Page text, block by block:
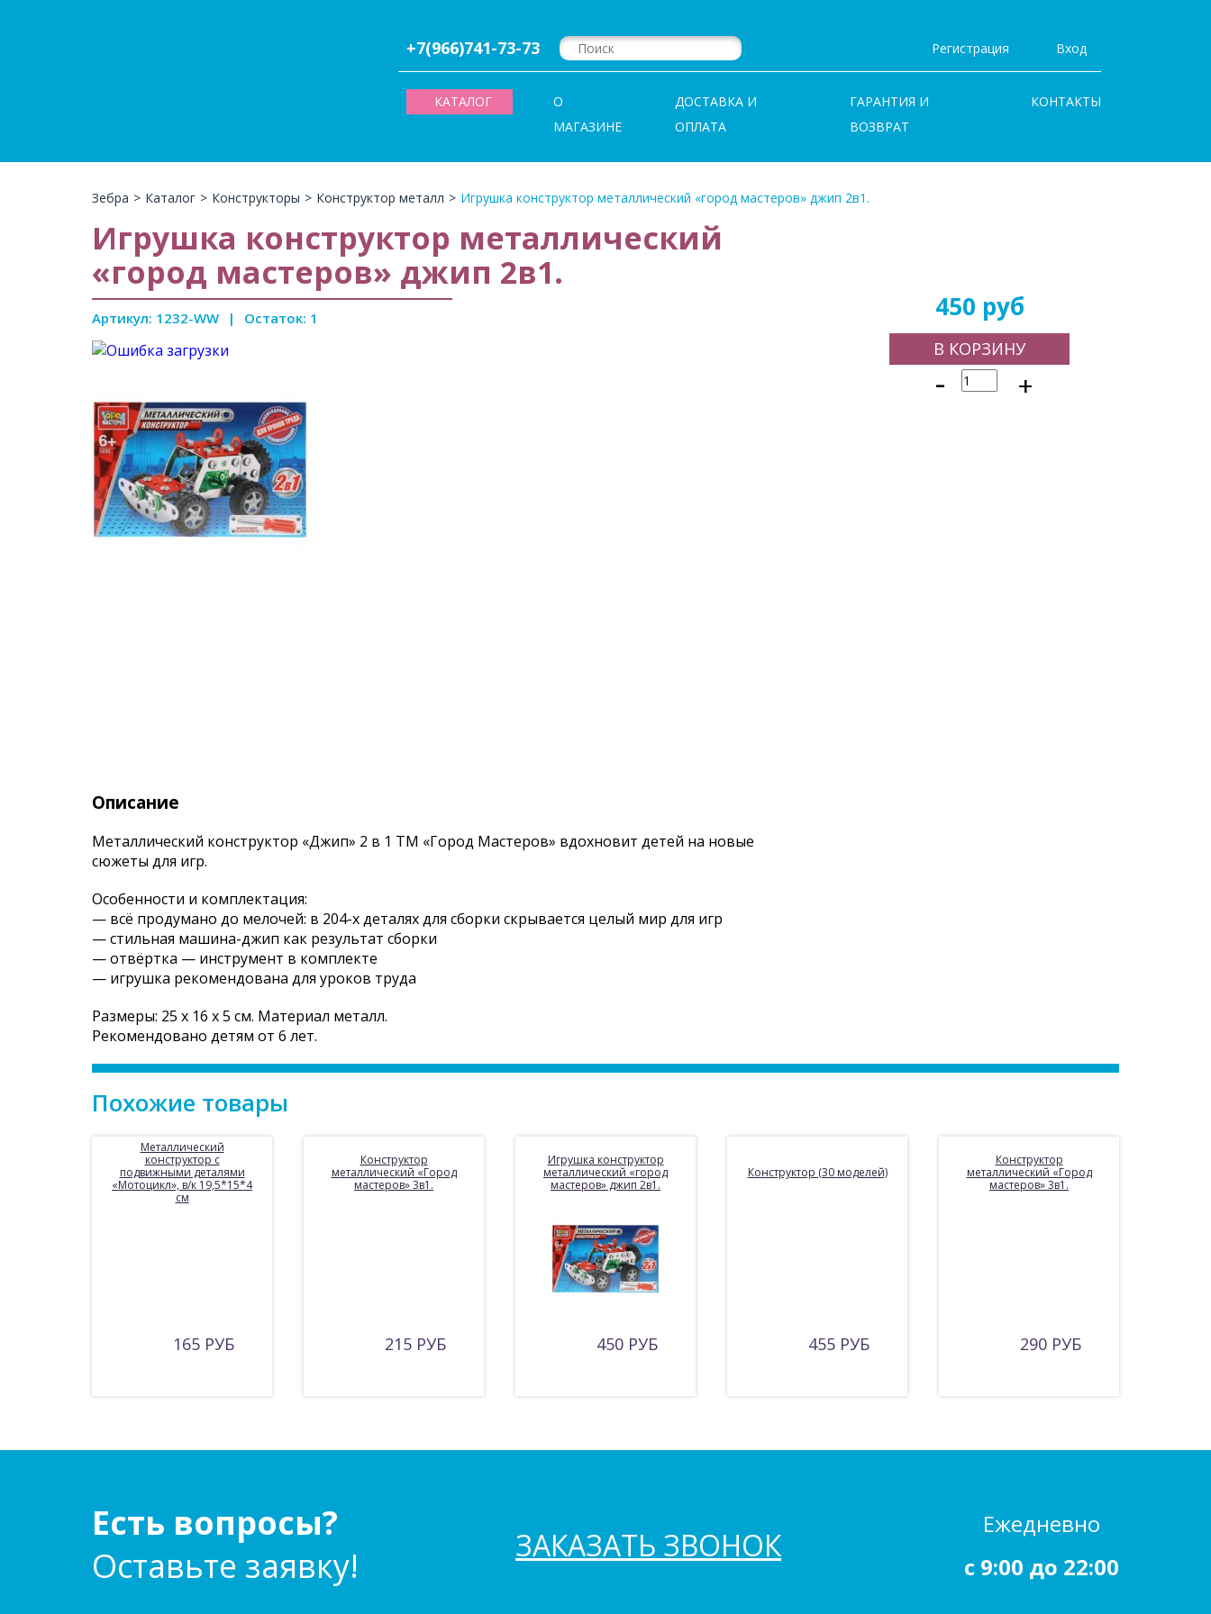
+7(966)741-73-73 Регистрация Вход
КАТАЛОГ
О
МАГАЗИНЕ
ДОСТАВКА И
ОПЛАТА
ГАРАНТИЯ И
ВОЗВРАТ
КОНТАКТЫ
Зебра > Каталог > Конструкторы > Конструктор металл > Игрушка конструктор металлический «город мастеров» джип 2в1.
Игрушка конструктор металлический
«город мастеров» джип 2в1.
Артикул: 1232-WW | Остаток: 1
Описание
Металлический конструктор «Джип» 2 в 1 ТМ «Город Мастеров» вдохновит детей на новые
сюжеты для игр.
Особенности и комплектация:
— всё продумано до мелочей: в 204-х деталях для сборки скрывается целый мир для игр
— стильная машина-джип как результат сборки
— отвёртка — инструмент в комплекте
— игрушка рекомендована для уроков труда
Размеры: 25 х 16 х 5 см. Материал металл.
Рекомендовано детям от 6 лет.
450 руб
В КОРЗИНУ
- +
Похожие товары
Металлический
конструктор с
подвижными деталями
«Мотоцикл», в/к 19,5*15*4
см
165 РУБ
Конструктор
металлический «Город
мастеров» 3в1.
215 РУБ
Игрушка конструктор
металлический «город
мастеров» джип 2в1.
450 РУБ
Конструктор (30 моделей)
455 РУБ
Конструктор
металлический «Город
мастеров» 3в1.
290 РУБ
Есть вопросы?
Оставьте заявку!
ЗАКАЗАТЬ ЗВОНОК
Ежедневно
c 9:00 до 22:00